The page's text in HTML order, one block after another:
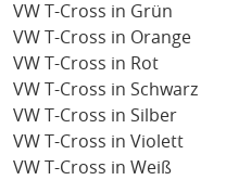
VW T-Cross in Grün
VW T-Cross in Orange
VW T-Cross in Rot
VW T-Cross in Schwarz
VW T-Cross in Silber
VW T-Cross in Violett
VW T-Cross in Weiß